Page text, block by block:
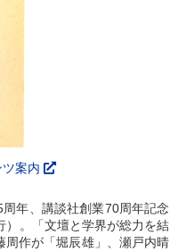
ツ案内
年、講談社創業70周年記念
）。「文壇と学界が総力を結
周作が「堀辰雄」、瀬戸内晴